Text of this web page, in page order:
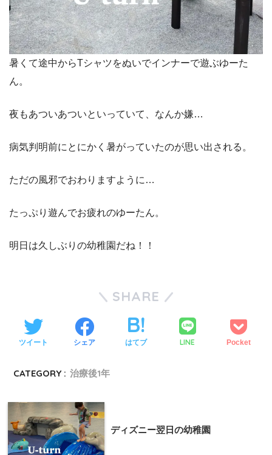
暑くて途中からTシャツをぬいでインナーで遊ぶゆーた
ん。
夜もあついあついといっていて、なんか嫌…
病気判明前にとにかく暑がっていたのが思い出される。
ただの風邪でおわりますように…
たっぷり遊んでお疲れのゆーたん。
明日は久しぶりの幼稚園だね！！
SHARE
ツイート シェア はてブ LINE Pocket
CATEGORY : 治療後1年
ディズニー翌日の幼稚園